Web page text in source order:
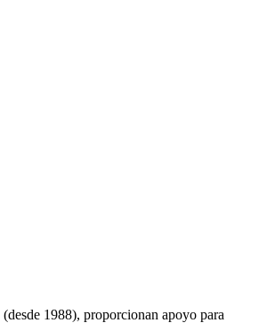
1988), proporcionan apoyo para